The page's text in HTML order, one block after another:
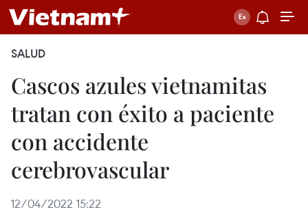
SALUD
Cascos azules vietnamitas
tratan con éxito a paciente
con accidente
cerebrovascular
12/04/2022 15:22